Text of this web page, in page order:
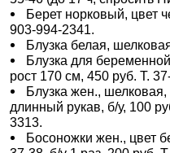
Берет норковый, цвет
903-994-2341.
Блузка белая,
Блузка для
рост 170 см, 450 руб. Т.
Блузка жен.,
длинный рукав, б/у, 100
3313.
Босоножки жен., цвет